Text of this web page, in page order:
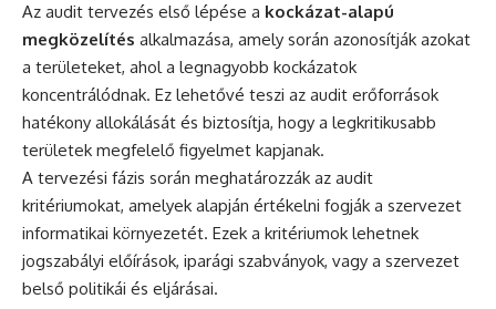
Az audit tervezés első lépése a kockázat-alapú
megközelítés alkalmazása, amely során azonosítják azokat
a területeket, ahol a legnagyobb kockázatok
koncentrálódnak. Ez lehetővé teszi az audit erőforrások
hatékony allokálását és biztosítja, hogy a legkritikusabb
területek megfelelő figyelmet kapjanak.
A tervezési fázis során meghatározzák az audit
kritériumokat, amelyek alapján értékelni fogják a szervezet
informatikai környezetét. Ezek a kritériumok lehetnek
jogszabályi előírások, iparági szabványok, vagy a szervezet
belső politikái és eljárásai.